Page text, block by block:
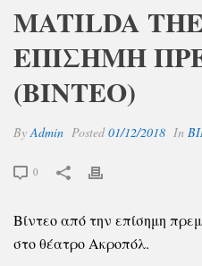
MATILDA
ΕΠΙΣΗΜΗ
(ΒΙΝΤΕΟ)
ByAdmin Posted01/12/2018 In
0
Βίντεο από την επίσημη
στο θέατρο Ακροπόλ.